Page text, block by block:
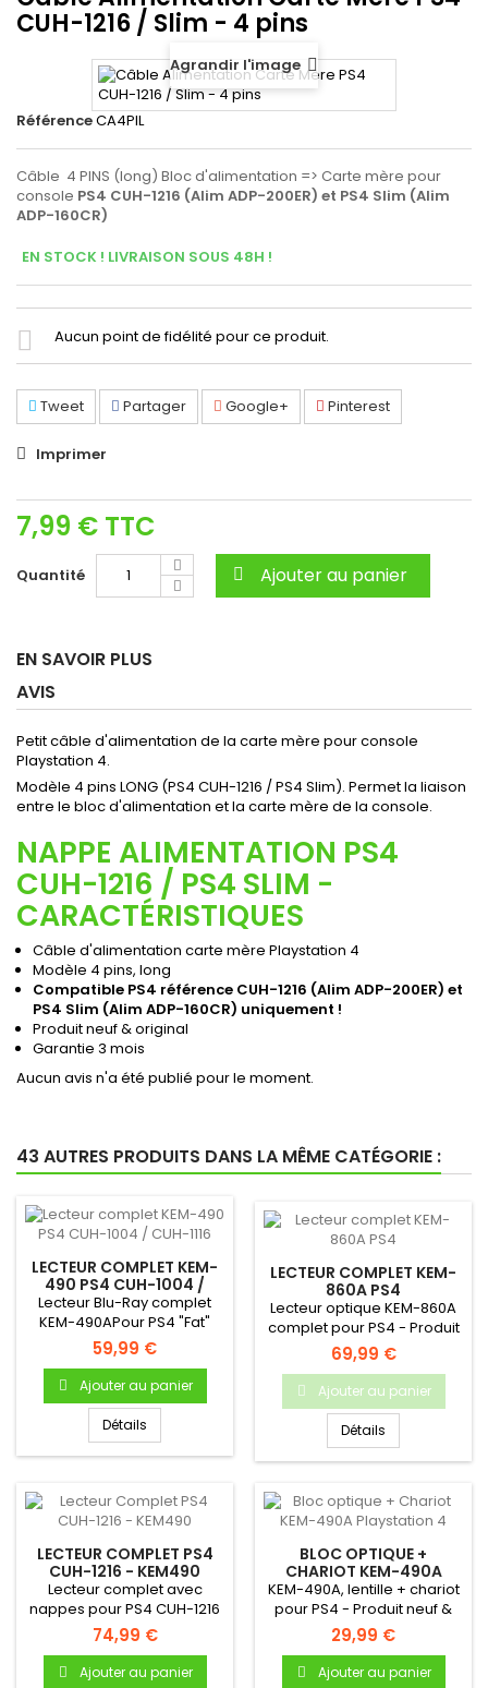
CUH-1216 / Slim - 4 pins
Agrandir l'image
RéférenceCA4PIL
Câble 4 PINS (long) Bloc d'alimentation => Carte mère pour
console PS4 CUH-1216 (Alim ADP-200ER) et PS4 Slim (Alim
ADP-160CR)
EN STOCK ! LIVRAISON SOUS 48H !
Aucun point de fidélité pour ce produit.
Tweet Partager Google+ Pinterest
Imprimer
7,99 € TTC
Quantité Ajouter au panier
EN SAVOIR PLUS
AVIS
Petit câble d'alimentation de la carte mère pour console
Playstation 4.
Modèle 4 pins LONG (PS4 CUH-1216 / PS4 Slim). Permet la liaison
entre le bloc d'alimentation et la carte mère de la console.
NAPPE ALIMENTATION PS4
CUH-1216 / PS4 SLIM -
CARACTÉRISTIQUES
Câble d'alimentation carte mère Playstation 4
Modèle 4 pins, long
Compatible PS4 référence CUH-1216 (Alim ADP-200ER) et
PS4 Slim (Alim ADP-160CR) uniquement !
Produit neuf & original
Garantie 3 mois
Aucun avis n'a été publié pour le moment.
43 AUTRES PRODUITS DANS LA MÊME CATÉGORIE :
LECTEUR COMPLET KEM-
490 PS4 CUH-1004 /
CUH-1116
Lecteur Blu-Ray complet
KEM-490APour PS4 "Fat"
première génération...
59,99 €
Ajouter au panier
Détails
LECTEUR COMPLET KEM-
860A PS4
Lecteur optique KEM-860A
complet pour PS4 - Produit
neuf & original
69,99 €
Ajouter au panier
Détails
LECTEUR COMPLET PS4
CUH-1216 - KEM490
Lecteur complet avec
nappes pour PS4 CUH-1216
- Compatible uniquement
avec...
74,99 €
Ajouter au panier
BLOC OPTIQUE +
CHARIOT KEM-490A
PLAYSTATION 4
KEM-490A, lentille + chariot
pour PS4 - Produit neuf &
original
29,99 €
Ajouter au panier